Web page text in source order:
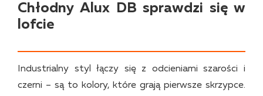
Chłodny Alux DB sprawdzi się w
lofcie
Industrialny styl łączy się z odcieniami szarości i
czerni – są to kolory, które grają pierwsze skrzypce.